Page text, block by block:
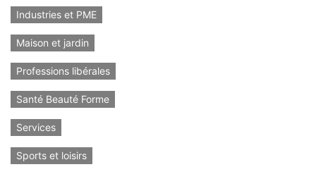
Industries et PME
Maison et jardin
Professions libérales
Santé Beauté Forme
Services
Sports et loisirs